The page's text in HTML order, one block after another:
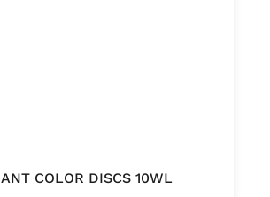
COLOR DISCS 10WL